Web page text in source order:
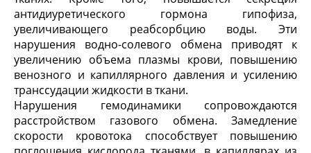
антидиуретического гормона гипофиза,
увеличивающего реабсорбцию воды. Эти
нарушения водно-солевого обмена приводят к
увеличению объема плазмы крови, повышению
венозного и капиллярного давления и усилению
транссудации жидкости в ткани.
Нарушения гемодинамики сопровождаются
расстройством газового обмена. Замедление
скорости кровотока способствует повышению